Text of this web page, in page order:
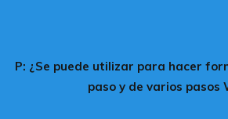
P: ¿Se puede utilizar para hacer
paso y de varios pasos